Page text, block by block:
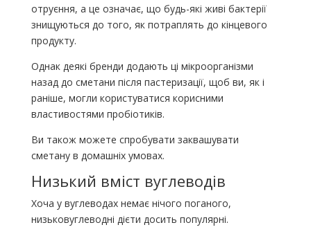
отруєння, а це означає, що будь-які живі бактерії
знищуються до того, як потраплять до кінцевого
продукту.
Однак деякі бренди додають ці мікроорганізми
назад до сметани після пастеризації, щоб ви, як і
раніше, могли користуватися корисними
властивостями пробіотиків.
Ви також можете спробувати заквашувати
сметану в домашніх умовах.
Низький вміст вуглеводів
Хоча у вуглеводах немає нічого поганого,
низьковуглеводні дієти досить популярні.